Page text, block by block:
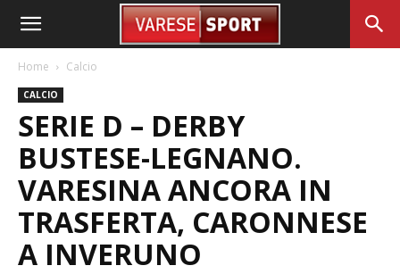
Home Calcio
CALCIO
SERIE D – DERBY
BUSTESE-LEGNANO.
VARESINA ANCORA IN
TRASFERTA, CARONNESE
A INVERUNO